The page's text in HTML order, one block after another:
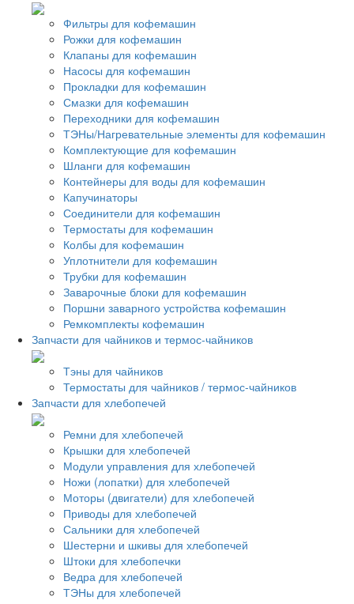
Фильтры для кофемашин
Рожки для кофемашин
Клапаны для кофемашин
Насосы для кофемашин
Прокладки для кофемашин
Смазки для кофемашин
Переходники для кофемашин
ТЭНы/Нагревательные элементы для кофемашин
Комплектующие для кофемашин
Шланги для кофемашин
Контейнеры для воды для кофемашин
Капучинаторы
Соединители для кофемашин
Термостаты для кофемашин
Колбы для кофемашин
Уплотнители для кофемашин
Трубки для кофемашин
Заварочные блоки для кофемашин
Поршни заварного устройства кофемашин
Ремкомплекты кофемашин
Запчасти для чайников и термос-чайников
Тэны для чайников
Термостаты для чайников / термос-чайников
Запчасти для хлебопечей
Ремни для хлебопечей
Крышки для хлебопечей
Модули управления для хлебопечей
Ножи (лопатки) для хлебопечей
Моторы (двигатели) для хлебопечей
Приводы для хлебопечей
Сальники для хлебопечей
Шестерни и шкивы для хлебопечей
Штоки для хлебопечки
Ведра для хлебопечей
ТЭНы для хлебопечей